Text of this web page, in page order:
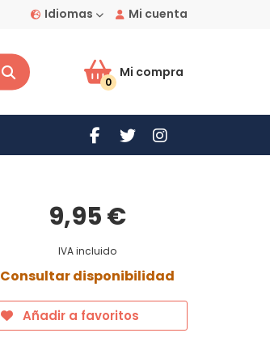
Mi cuenta
Idiomas
Mi compra
0
9,95 €
IVA incluido
Consultar disponibilidad
Añadir a favoritos